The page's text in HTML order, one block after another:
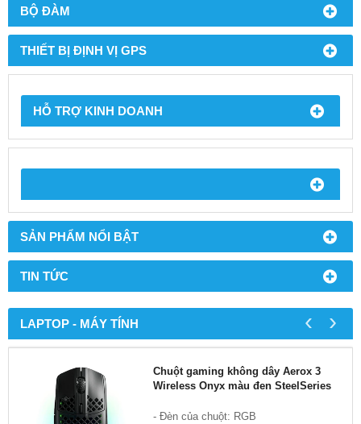
BỘ ĐÀM
THIẾT BỊ ĐỊNH VỊ GPS
HỖ TRỢ KINH DOANH
SẢN PHẨM NỔI BẬT
TIN TỨC
LAPTOP - MÁY TÍNH
Chuột gaming không dây Aerox 3
Wireless Onyx màu đen SteelSeries
- Đèn của chuột: RGB
‹ ›